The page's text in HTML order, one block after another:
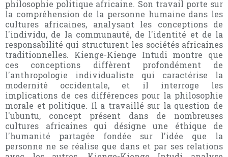
philosophie politique africaine. Son travail porte sur
la compréhension de la personne humaine dans les
cultures africaines, analysant les conceptions de
l'individu, de la communauté, de l'identité et de la
responsabilité qui structurent les sociétés africaines
traditionnelles. Kienge-Kienge Intudi montre que
ces conceptions diffèrent profondément de
l'anthropologie individualiste qui caractérise la
modernité occidentale, et il interroge les
implications de ces différences pour la philosophie
morale et politique. Il a travaillé sur la question de
l'ubuntu, concept présent dans de nombreuses
cultures africaines qui désigne une éthique de
l'humanité partagée fondée sur l'idée que la
personne ne se réalise que dans et par ses relations